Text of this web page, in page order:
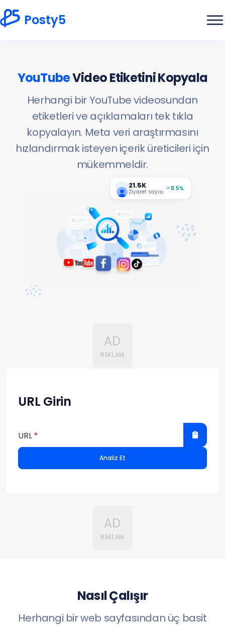
Posty5
YouTubeVideo Etiketini Kopyala
Herhangi bir YouTube videosundan
etiketleri ve açıklamaları tek tıkla
kopyalayın. Meta veri araştırmasını
hızlandırmak isteyen içerik üreticileri için
mükemmeldir.
21.5K
Ziyaret sayısı 8.5%
AD
REKLAM
URL Girin
URL
Analiz Et
AD
REKLAM
Nasıl Çalışır
Herhangi bir web sayfasından üç basit